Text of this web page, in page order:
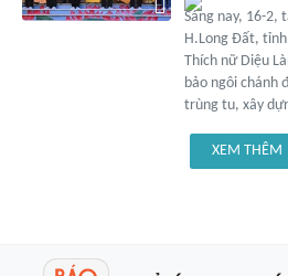
Sáng nay, 16-2,
H.Long Đất, tỉnh
Thích nữ Diệu
bảo ngôi chánh
trùng tu, xây
XEM THÊM